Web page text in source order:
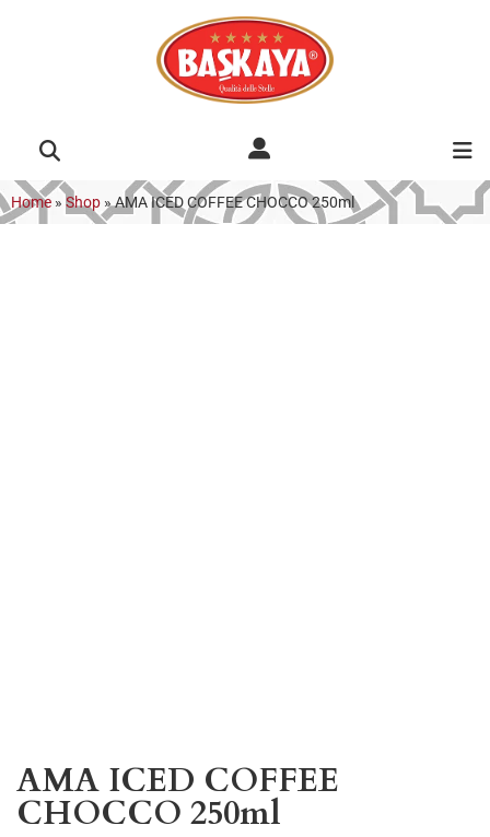
Home » Shop »AMA ICED COFFEE CHOCCO 250ml
AMA ICED COFFEE
CHOCCO 250ml